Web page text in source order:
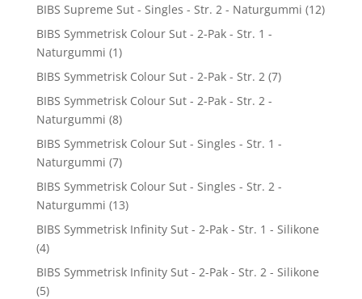
BIBS Supreme Sut - Singles - Str. 2 - Naturgummi (12)
BIBS Symmetrisk Colour Sut - 2-Pak - Str. 1 -
Naturgummi (1)
BIBS Symmetrisk Colour Sut - 2-Pak - Str. 2 (7)
BIBS Symmetrisk Colour Sut - 2-Pak - Str. 2 -
Naturgummi (8)
BIBS Symmetrisk Colour Sut - Singles - Str. 1 -
Naturgummi (7)
BIBS Symmetrisk Colour Sut - Singles - Str. 2 -
Naturgummi (13)
BIBS Symmetrisk Infinity Sut - 2-Pak - Str. 1 - Silikone
(4)
BIBS Symmetrisk Infinity Sut - 2-Pak - Str. 2 - Silikone
(5)